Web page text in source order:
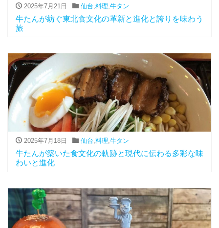
2025年7月21日 仙台 料理 牛タン
牛たんが紡ぐ東北食文化の革新と進化と誇りを味わう
旅
2025年7月18日 仙台,料理,牛タン
牛たんが築いた食文化の軌跡と現代に伝わる多彩な味
わいと進化